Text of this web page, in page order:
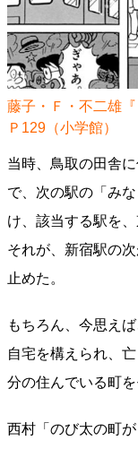
藤子・Ｆ・不二雄
Ｐ129（小学館）
当時、鳥取の田舎
で、次の駅の「み
け、該当する駅を
それが、新宿駅の
止めた。
もちろん、今思え
自宅を構えられ、
分の住んでいる町
西村「のび太の町